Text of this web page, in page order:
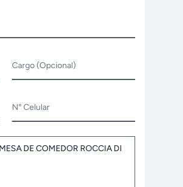
Cargo (Opcional)
N° Celular